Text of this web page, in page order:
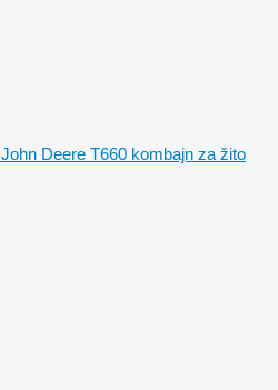
John Deere T660 kombajn za žito